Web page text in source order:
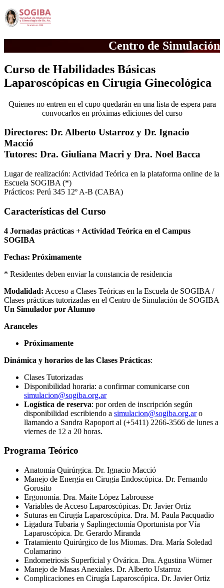
Centro de Simulación
Curso de Habilidades Básicas
Laparoscópicas en Cirugía Ginecológica
Quienes no entren en el cupo quedarán en una lista de espera para
convocarlos en próximas ediciones del curso
Directores: Dr. Alberto Ustarroz y Dr. Ignacio
Macció
Tutores: Dra. Giuliana Macri y Dra. Noel Bacca
Lugar de realización: Actividad Teórica en la plataforma online de la
Escuela SOGIBA (*)
Prácticos: Perú 345 12º A-B (CABA)
Características del Curso
4 Jornadas prácticas + Actividad Teórica en el Campus
SOGIBA
Fechas: Próximamente
* Residentes deben enviar la constancia de residencia
Modalidad: Acceso a Clases Teóricas en la Escuela de SOGIBA /
Clases prácticas tutorizadas en el Centro de Simulación de SOGIBA
Un Simulador por Alumno
Aranceles
Próximamente
Dinámica y horarios de las Clases Prácticas:
Clases Tutorizadas
Disponibilidad horaria: a confirmar comunicarse con
simulacion@sogiba.org.ar
Logística de reserva: por orden de inscripción según
disponibilidad escribiendo a simulacion@sogiba.org.aro
llamando a Sandra Rapoport al (+5411) 2266-3566 de lunes a
viernes de 12 a 20 horas.
Programa Teórico
Anatomía Quirúrgica. Dr. Ignacio Macció
Manejo de Energía en Cirugía Endoscópica. Dr. Fernando
Gorosito
Ergonomía. Dra. Maite López Labrousse
Variables de Acceso Laparoscópicas. Dr. Javier Ortiz
Suturas en Cirugía Laparoscópica. Dra. M. Paula Pacquadio
Ligadura Tubaria y Saplingectomía Oportunista por Vía
Laparoscópica. Dr. Gerardo Miranda
Tratamiento Quirúrgico de los Miomas. Dra. María Soledad
Colamarino
Endometriosis Superficial y Ovárica. Dra. Agustina Wörner
Manejo de Masas Anexiales. Dr. Alberto Ustarroz
Complicaciones en Cirugía Laparoscópica. Dr. Javier Ortiz